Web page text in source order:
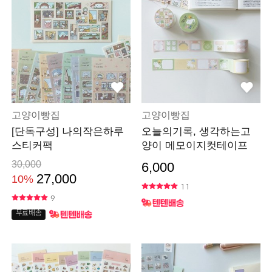
고양이빵집
[단독구성] 나의작은하루
스티커팩
30,000
10% 27,000
9
무료배송
고양이빵집
오늘의기록, 생각하는고
양이 메모이지컷테이프
6,000
11